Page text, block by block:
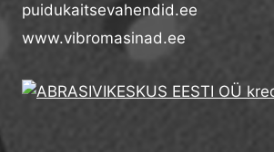
puidukaitsevahendid.ee
www.vibromasinad.ee